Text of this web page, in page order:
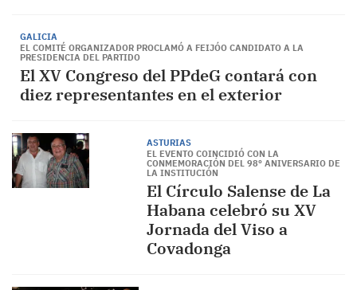
GALICIA
EL COMITÉ ORGANIZADOR PROCLAMÓ A FEIJÓO CANDIDATO A LA
PRESIDENCIA DEL PARTIDO
El XV Congreso del PPdeG contará con
diez representantes en el exterior
ASTURIAS
EL EVENTO COINCIDIÓ CON LA
CONMEMORACIÓN DEL 98º ANIVERSARIO DE
LA INSTITUCIÓN
El Círculo Salense de La
Habana celebró su XV
Jornada del Viso a
Covadonga